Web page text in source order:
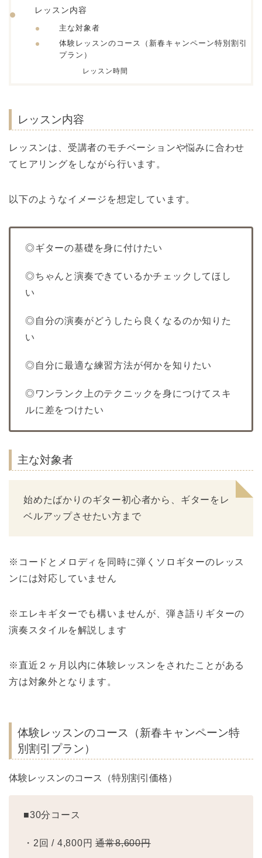
レッスン内容
主な対象者
体験レッスンのコース（新春キャンペーン特別割引
プラン）
レッスン時間
レッスン内容
レッスンは、受講者のモチベーションや悩みに合わせ
てヒアリングをしながら行います。
以下のようなイメージを想定しています。
◎ギターの基礎を身に付けたい
◎ちゃんと演奏できているかチェックしてほし
い
◎自分の演奏がどうしたら良くなるのか知りた
い
◎自分に最適な練習方法が何かを知りたい
◎ワンランク上のテクニックを身につけてスキ
ルに差をつけたい
主な対象者
始めたばかりのギター初心者から、ギターをレ
ベルアップさせたい方まで
※コードとメロディを同時に弾くソロギターのレッス
ンには対応していません
※エレキギターでも構いませんが、弾き語りギターの
演奏スタイルを解説します
※直近２ヶ月以内に体験レッスンをされたことがある
方は対象外となります。
体験レッスンのコース（新春キャンペーン特
別割引プラン）
体験レッスンのコース（特別割引価格）
■30分コース
・2回 / 4,800円通常8,600円